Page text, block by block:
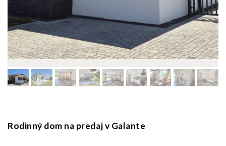
Rodinný dom na predaj v Galante